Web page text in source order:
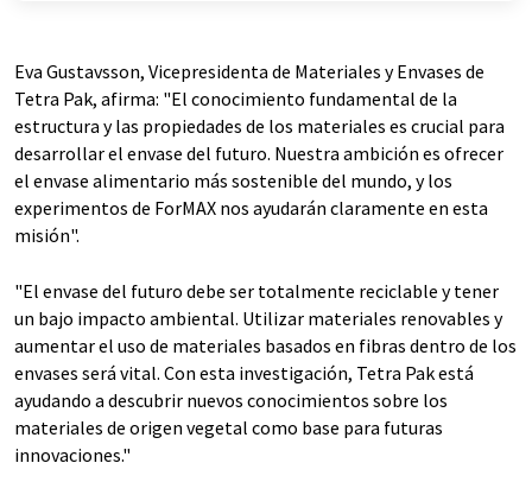
Eva Gustavsson, Vicepresidenta de Materiales y Envases de
Tetra Pak, afirma: "El conocimiento fundamental de la
estructura y las propiedades de los materiales es crucial para
desarrollar el envase del futuro. Nuestra ambición es ofrecer
el envase alimentario más sostenible del mundo, y los
experimentos de ForMAX nos ayudarán claramente en esta
misión".
"El envase del futuro debe ser totalmente reciclable y tener
un bajo impacto ambiental. Utilizar materiales renovables y
aumentar el uso de materiales basados en fibras dentro de los
envases será vital. Con esta investigación, Tetra Pak está
ayudando a descubrir nuevos conocimientos sobre los
materiales de origen vegetal como base para futuras
innovaciones."